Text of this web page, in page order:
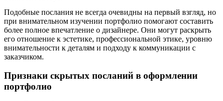
Подобные послания не всегда очевидны на первый взгляд, но
при внимательном изучении портфолио помогают составить
более полное впечатление о дизайнере. Они могут раскрыть
его отношение к эстетике, профессиональной этике, уровню
внимательности к деталям и подходу к коммуникации с
заказчиком.
Признаки скрытых посланий в оформлении
портфолио